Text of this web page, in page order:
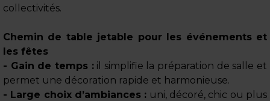
collectivités.
Chemin de table jetable pour les événements et
les fêtes
- Gain de temps :il simplifie la préparation de salle et
permet une décoration rapide et harmonieuse.
- Large choix d’ambiances : uni, décoré, chic ou plus